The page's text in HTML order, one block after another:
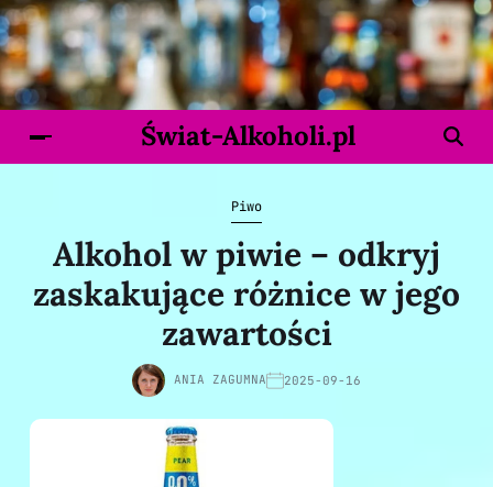
Świat-Alkoholi.pl
Piwo
Alkohol w piwie – odkryj
zaskakujące różnice w jego
zawartości
ANIA ZAGUMNA 2025-09-16